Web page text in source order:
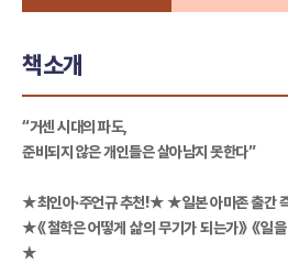
책소개
“거센 시대의 파도,
준비되지 않은 개인들은 살아남지 못한다”
★최인아·주언규 추천!★ ★일본 아마존 출간
★《철학은 어떻게 삶의 무기가 되는가》 《일
★